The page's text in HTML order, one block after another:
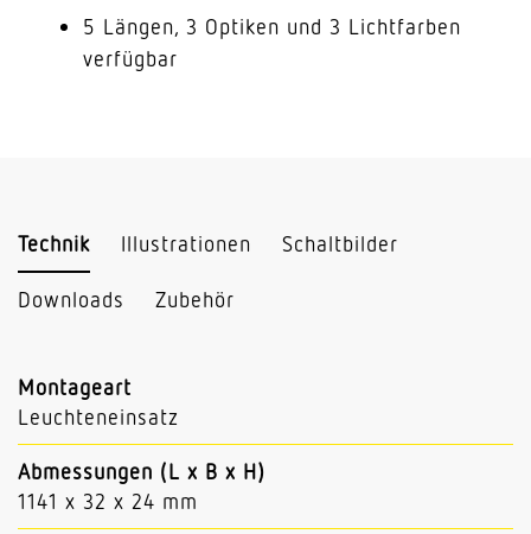
5 Längen, 3 Optiken und 3 Lichtfarben
verfügbar
Technik Illustrationen Schaltbilder
Downloads Zubehör
Montageart
Leuchteneinsatz
Abmessungen (L x B x H)
1141 x 32 x 24 mm